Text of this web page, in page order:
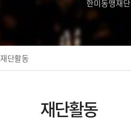
한미동맹재
재단활동
재단활동